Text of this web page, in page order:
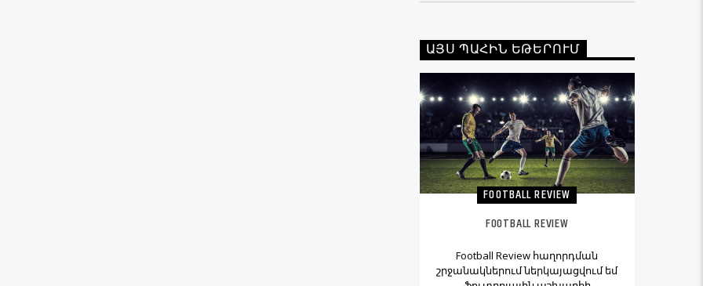
ԱՅՍ ՊԱՀԻՆ ԵԹԵՐՈՒՄ
FOOTBALL REVIEW
FOOTBALL REVIEW
Football Review հաղորդման
շրջանակներում ներկայացվում եմ